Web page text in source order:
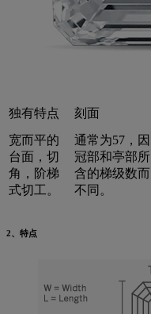
独有特点 刻面
宽而平的
台面，切
角，阶梯
式切工。
通常为57，因
冠部和亭部所
含的梯级数而
不同。
2、特点